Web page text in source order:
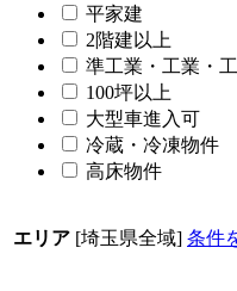
平家建
2階建以上
準工業・工業・
100坪以上
大型車進入可
冷蔵・冷凍物件
高床物件
エリア [埼玉県全域] 条件